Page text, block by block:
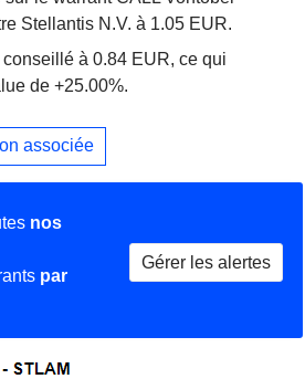
Stellantis N.V. à 1.05 EUR.
à 0.84 EUR, ce qui
de +25.00%.
associée
nos
par
Gérer les alertes